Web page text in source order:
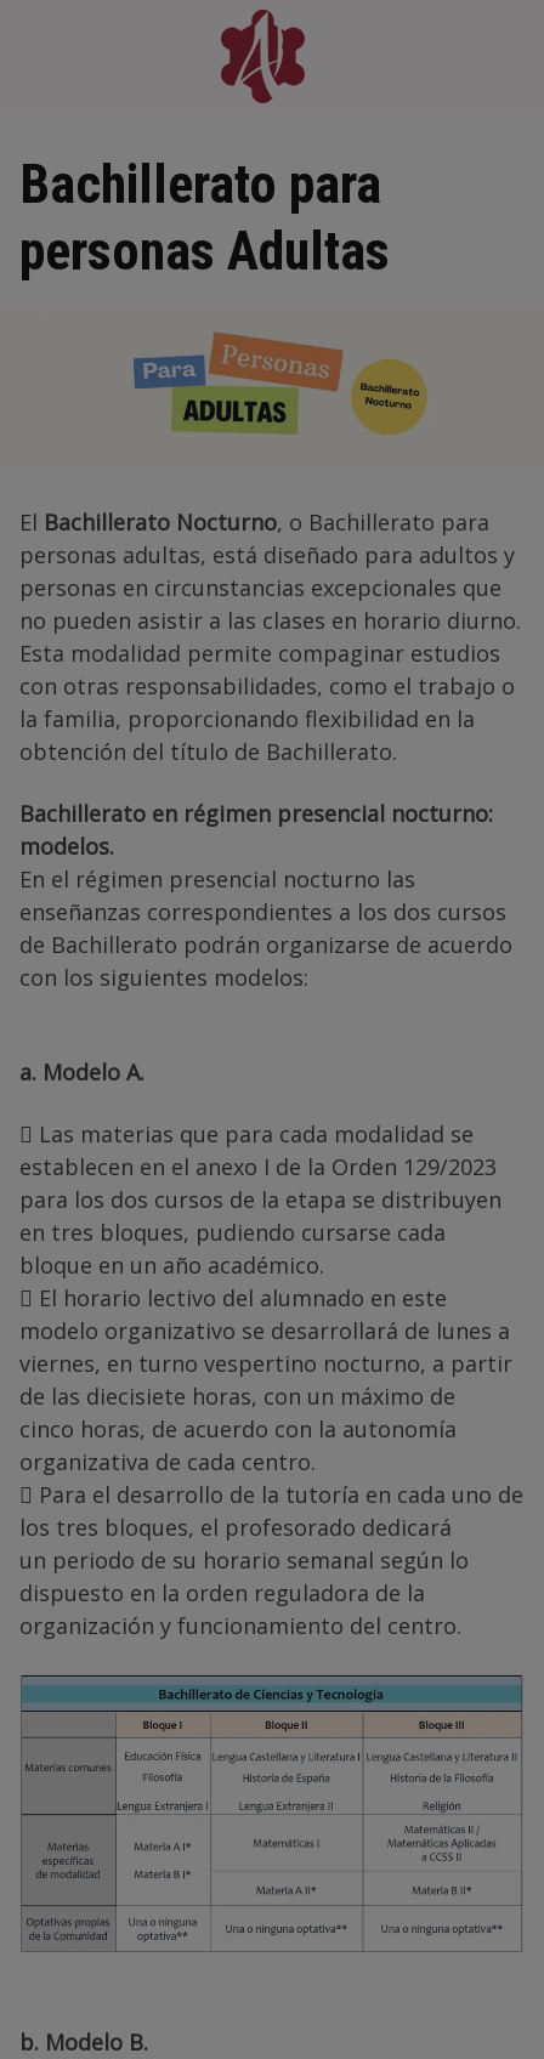
Bachillerato para
personas Adultas
El Bachillerato Nocturno, o Bachillerato para
personas adultas, está diseñado para adultos y
personas en circunstancias excepcionales que
no pueden asistir a las clases en horario diurno.
Esta modalidad permite compaginar estudios
con otras responsabilidades, como el trabajo o
la familia, proporcionando flexibilidad en la
obtención del título de Bachillerato.
Bachillerato en régimen presencial nocturno:
modelos.
En el régimen presencial nocturno las
enseñanzas correspondientes a los dos cursos
de Bachillerato podrán organizarse de acuerdo
con los siguientes modelos:
a. Modelo A.
 Las materias que para cada modalidad se
establecen en el anexo I de la Orden 129/2023
para los dos cursos de la etapa se distribuyen
en tres bloques, pudiendo cursarse cada
bloque en un año académico.
 El horario lectivo del alumnado en este
modelo organizativo se desarrollará de lunes a
viernes, en turno vespertino nocturno, a partir
de las diecisiete horas, con un máximo de
cinco horas, de acuerdo con la autonomía
organizativa de cada centro.
 Para el desarrollo de la tutoría en cada uno de
los tres bloques, el profesorado dedicará
un periodo de su horario semanal según lo
dispuesto en la orden reguladora de la
organización y funcionamiento del centro.
b. Modelo B.